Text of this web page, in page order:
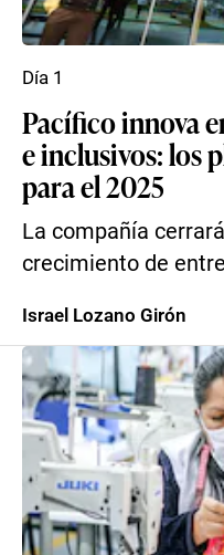
Pacífico innova
e inclusivos: los
para el 2025
La compañía
crecimiento de
Día 1
Israel Lozano Girón